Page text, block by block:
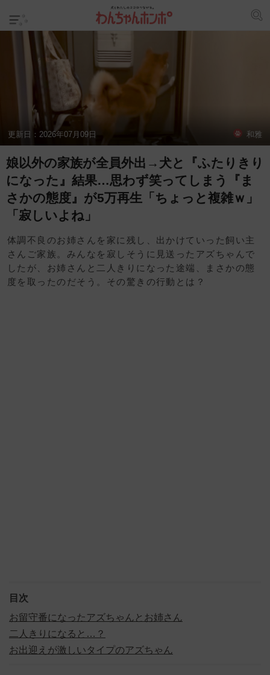
更新日： 2026年07月09日 和雅
娘以外の家族が全員外出→犬と『ふたりきり
になった』結果…思わず笑ってしまう『ま
さかの態度』が5万再生「ちょっと複雑ｗ」
「寂しいよね」
体調不良のお姉さんを家に残し、出かけていった飼い主
さんご家族。みんなを寂しそうに見送ったアズちゃんで
したが、お姉さんと二人きりになった途端、まさかの態
度を取ったのだそう。その驚きの行動とは？
目次
お留守番になったアズちゃんとお姉さん
二人きりになると…？
お出迎えが激しいタイプのアズちゃん